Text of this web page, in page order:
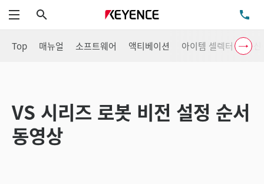
메뉴
Top 매뉴얼 소프트웨어 액티베이션 아이템 셀렉터 통신
VS 시리즈 로봇 비전 설정 순서
동영상